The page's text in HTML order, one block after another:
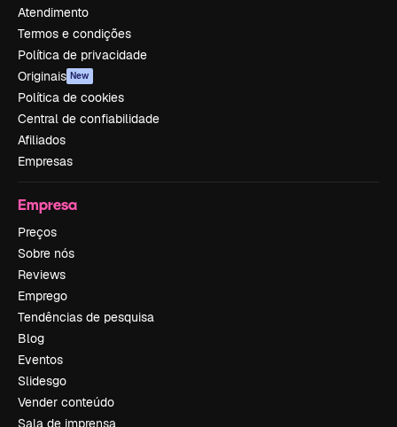
Atendimento
Termos e condições
Política de privacidade
Originais New
Política de cookies
Central de confiabilidade
Afiliados
Empresas
Empresa
Preços
Sobre nós
Reviews
Emprego
Tendências de pesquisa
Blog
Eventos
Slidesgo
Vender conteúdo
Sala de imprensa